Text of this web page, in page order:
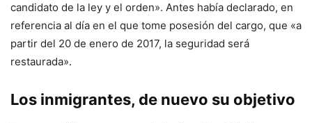
candidato de la ley y el orden». Antes había declarado, en
referencia al día en el que tome posesión del cargo, que «a
partir del 20 de enero de 2017, la seguridad será
restaurada».
Los inmigrantes, de nuevo su objetivo